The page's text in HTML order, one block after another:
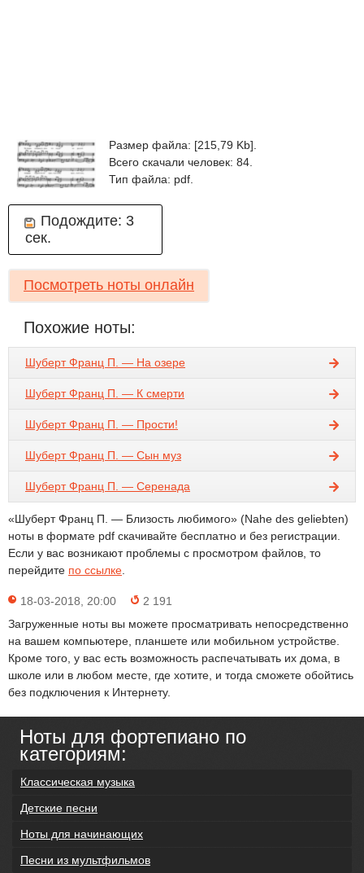
Размер файла: [215,79 Kb].
Всего скачали человек: 84.
Тип файла: pdf.
Подождите: 3
сек.
Посмотреть ноты онлайн
Похожие ноты:
Шуберт Франц П. — На озере
Шуберт Франц П. — К смерти
Шуберт Франц П. — Прости!
Шуберт Франц П. — Сын муз
Шуберт Франц П. — Серенада
«Шуберт Франц П. — Близость любимого» (Nahe des geliebten)
ноты в формате pdf скачивайте бесплатно и без регистрации.
Если у вас возникают проблемы с просмотром файлов, то
перейдите по ссылке
18-03-2018, 20:00
2 191
Загруженные ноты вы можете просматривать непосредственно
на вашем компьютере, планшете или мобильном устройстве.
Кроме того, у вас есть возможность распечатывать их дома, в
школе или в любом месте, где хотите, и тогда сможете обойтись
без подключения к Интернету.
Ноты для фортепиано по
категориям:
Классическая музыка
Детские песни
Ноты для начинающих
Песни из мультфильмов